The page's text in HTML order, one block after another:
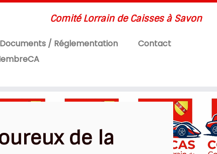
Comité Lorrain de Caisses à Savon
Documents / Réglementation
Contact
de la